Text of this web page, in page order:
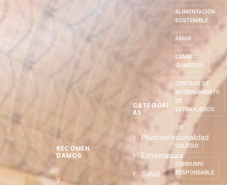
RECOMEN
DAMOS
Y
CATEGORÍ
AS
Pluriconfesionalidad
Extremadura
Salud
ALIMENTACIÓN
SOSTENIBLE
AMOR
CAMBIO
CLIMÁTICO
CENTROS DE
INTERNAMIENTO
DE
EXTRANJEROS
CIE
COLEGIO
CONSUMO
RESPONSABLE